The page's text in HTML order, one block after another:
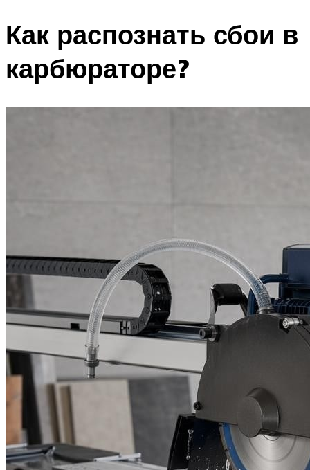
Как распознать сбои в
карбюраторе?